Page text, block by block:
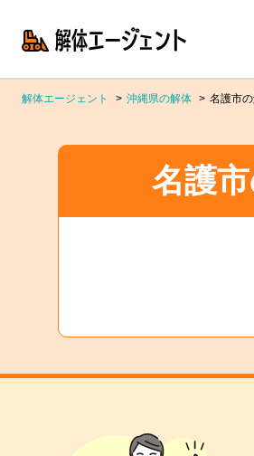
解体エージェント 沖縄県の解体 名護市
名護